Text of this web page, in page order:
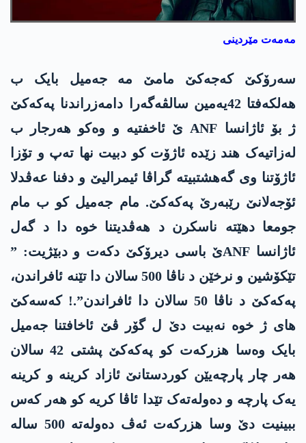
مەمەت مێردینی
سەرۆکێ کەجەکێ مامێ مە جەمیل بایک ب
هەلکەفتا 42یەمین سالڤەگەرا دامەزراندنا پەکەکێ
ژ بۆ ئاژانسا ANF ێ ئاخفتیە و وەکو هەرجار ب
لەزاتیەک هند زێدە ئاژۆت کو دبیت نها تەپ و تۆزا
ئاژۆتنا وی گەهشتبیتە گراڤا ئیمرالیێ و دفنا عەڤدلا
ئۆجەلانێ رێبەرێ پەکەکێ. مام جەمیل کو ب مام
جومعا دهێتە ناسکرن د هەڤدیتنا خوە دا د گەل
ئاژانسا ANFێ باسی دیرۆکێ دکەت و دبێژیت: ”
تێکۆشین و نرخێن د ناڤا 500 سالان دا تێنە ئافراندن،
پەکەکێ د ناڤا 50 سالان دا ئافراندن”.! کەسەکێ
های ژ خوە نەبیت دێ ل گۆر ڤێ ئاخافتنا جەمیل
بایک وەسا هزرکەت کو پەکەکێ پشتی 42 سالان
هەر چار پارچەیێن کوردستانێ ئازاد کرینە و کرینە
یەک پارچە و دەولەتەک تێدا ئاڤا کریە کو هەر کەس
ببینیت دێ وسا هزرکەت ئەڤ دەولەتە 500 سالە